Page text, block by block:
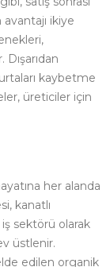
ikiye
kaybetme
üreticiler için
her alanda
kanatlı
sektörü olarak
üstlenir.
edilen organik